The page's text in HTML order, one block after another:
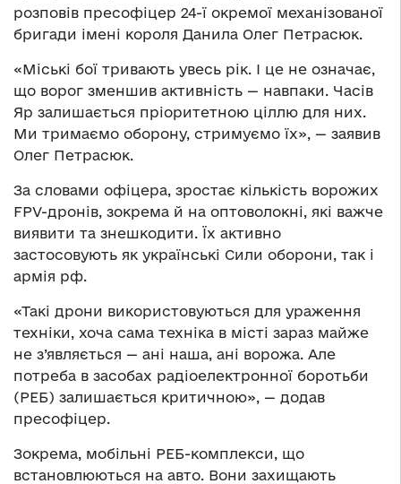
розповів пресофіцер 24-ї окремої механізованої
бригади імені короля Данила Олег Петрасюк.
«Міські бої тривають увесь рік. І це не означає,
що ворог зменшив активність — навпаки. Часів
Яр залишається пріоритетною ціллю для них.
Ми тримаємо оборону, стримуємо їх», — заявив
Олег Петрасюк.
За словами офіцера, зростає кількість ворожих
FPV-дронів, зокрема й на оптоволокні, які важче
виявити та знешкодити. Їх активно
застосовують як українські Сили оборони, так і
армія рф.
«Такі дрони використовуються для ураження
техніки, хоча сама техніка в місті зараз майже
не з’являється — ані наша, ані ворожа. Але
потреба в засобах радіоелектронної боротьби
(РЕБ) залишається критичною», — додав
пресофіцер.
Зокрема, мобільні РЕБ-комплекси, що
встановлюються на авто. Вони захищають